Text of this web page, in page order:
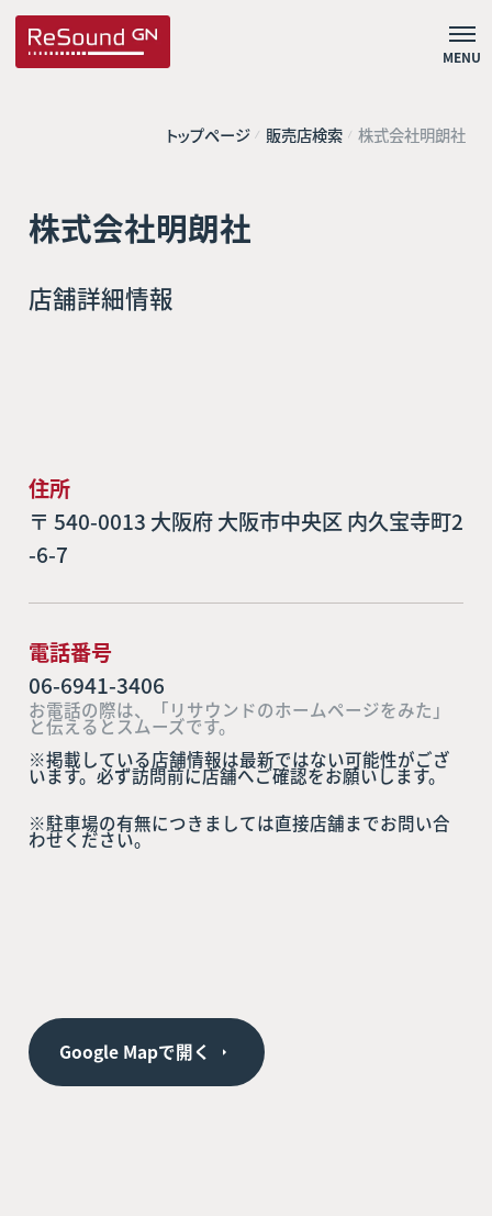
MENU
トップページ 販売店検索 株式会社明朗社
株式会社明朗社
店舗詳細情報
住所
〒 540-0013 大阪府 大阪市中央区 内久宝寺町2
-6-7
電話番号
06-6941-3406
お電話の際は、「リサウンドのホームページをみた」
と伝えるとスムーズです。
※掲載している店舗情報は最新ではない可能性がござ
います。必ず訪問前に店舗へご確認をお願いします。
※駐車場の有無につきましては直接店舗までお問い合
わせください。
Google Mapで開く